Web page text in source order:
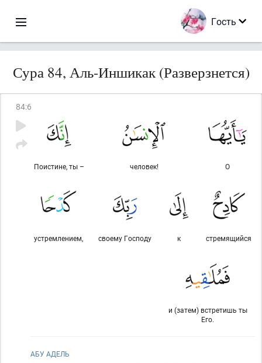
Гость
Сура 84, Аль-Иншикак (Разверзнется)
84:6
О
человек!
Поистине, ты –
стремящийся
к
своему Господу
устремлением,
и (затем) встретишь ты
Его.
АБУ АДЕЛЬ